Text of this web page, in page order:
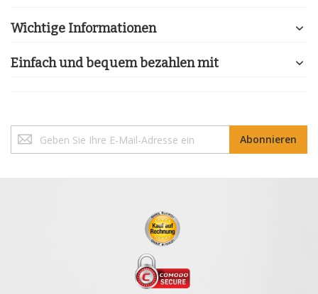
Wichtige Informationen
Einfach und bequem bezahlen mit
Sie
sich
Abonnieren